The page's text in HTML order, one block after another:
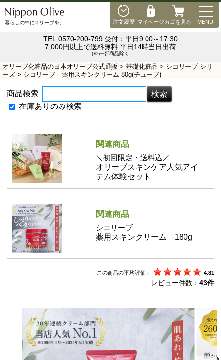
注文履歴 マイページカゴを見る MENU
暮らしの中にオリーブを。
TEL:0570-200-799 受付：平日9:00～17:30
7,000円以上で送料無料 平日14時当日出荷
(※)一部商品除く
オリーブ化粧品の日本オリーブ公式通販 > 基礎化粧品 > シコリーブ シリ
ーズ > シコリーブ 薬用スキンクリーム 80g(チューブ)
商品検索
在庫ありのみ検索
関連商品
＼初回限定・送料込／
オリーブスキンケア人気アイ
テム体験セット
関連商品
シコリーブ
薬用スキンクリーム 180g
この商品の平均評価： 4.81
レビュー件数： 43件